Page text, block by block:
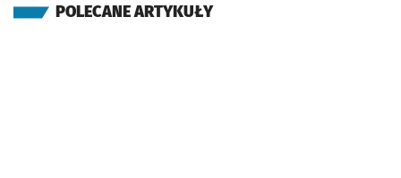
POLECANE ARTYKUŁY